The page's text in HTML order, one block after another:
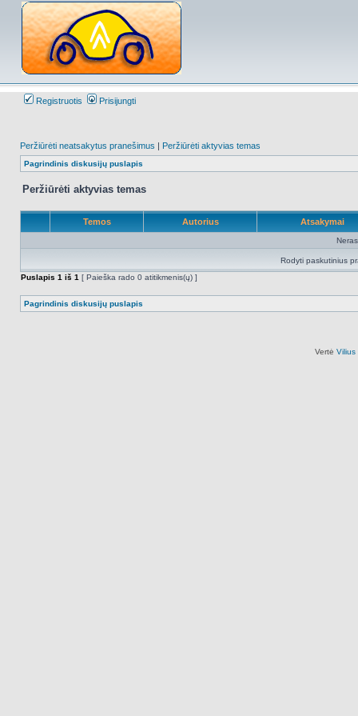
Registruotis Prisijungti
Peržiūrėti neatsakytus pranešimus | Peržiūrėti aktyvias temas
Pagrindinis diskusijų puslapis
Peržiūrėti aktyvias temas
Temos Autorius Atsakymai
Rodyti paskutinius
Puslapis 1 iš 1 [ Paieška rado 0 atitikmenis(ų) ]
Pagrindinis diskusijų puslapis
Vertė Vilius